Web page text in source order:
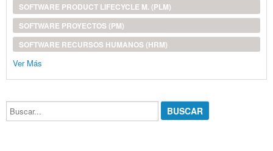
SOFTWARE PRODUCT LIFECYCLE M. (PLM)
SOFTWARE PROYECTOS (PM)
SOFTWARE RECURSOS HUMANOS (HRM)
Ver Más
Buscar...